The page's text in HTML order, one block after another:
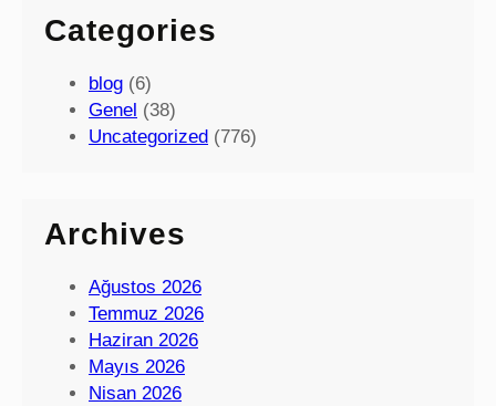
Categories
blog (6)
Genel (38)
Uncategorized (776)
Archives
Ağustos 2026
Temmuz 2026
Haziran 2026
Mayıs 2026
Nisan 2026